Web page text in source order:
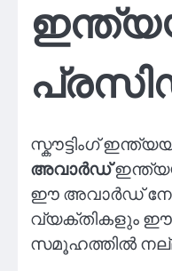
സ്കൗട്ടിംഗ്
അവാർഡ്
ഈ അവാർഡ്
വ്യക്തികളും ഈ
സമൂഹത്തിൽ